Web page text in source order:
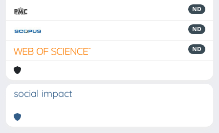
ND
ND
ND
social impact